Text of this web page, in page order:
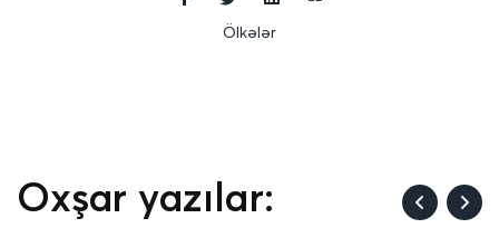
Ölkələr
Oxşar yazılar: